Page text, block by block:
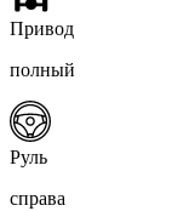
Привод
полный
Руль
справа